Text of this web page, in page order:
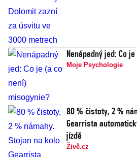
Nenápadný jed: Co
Moje Psychologie
80 % čistoty, 2 %
Gearrista
jízdě
Živě.cz